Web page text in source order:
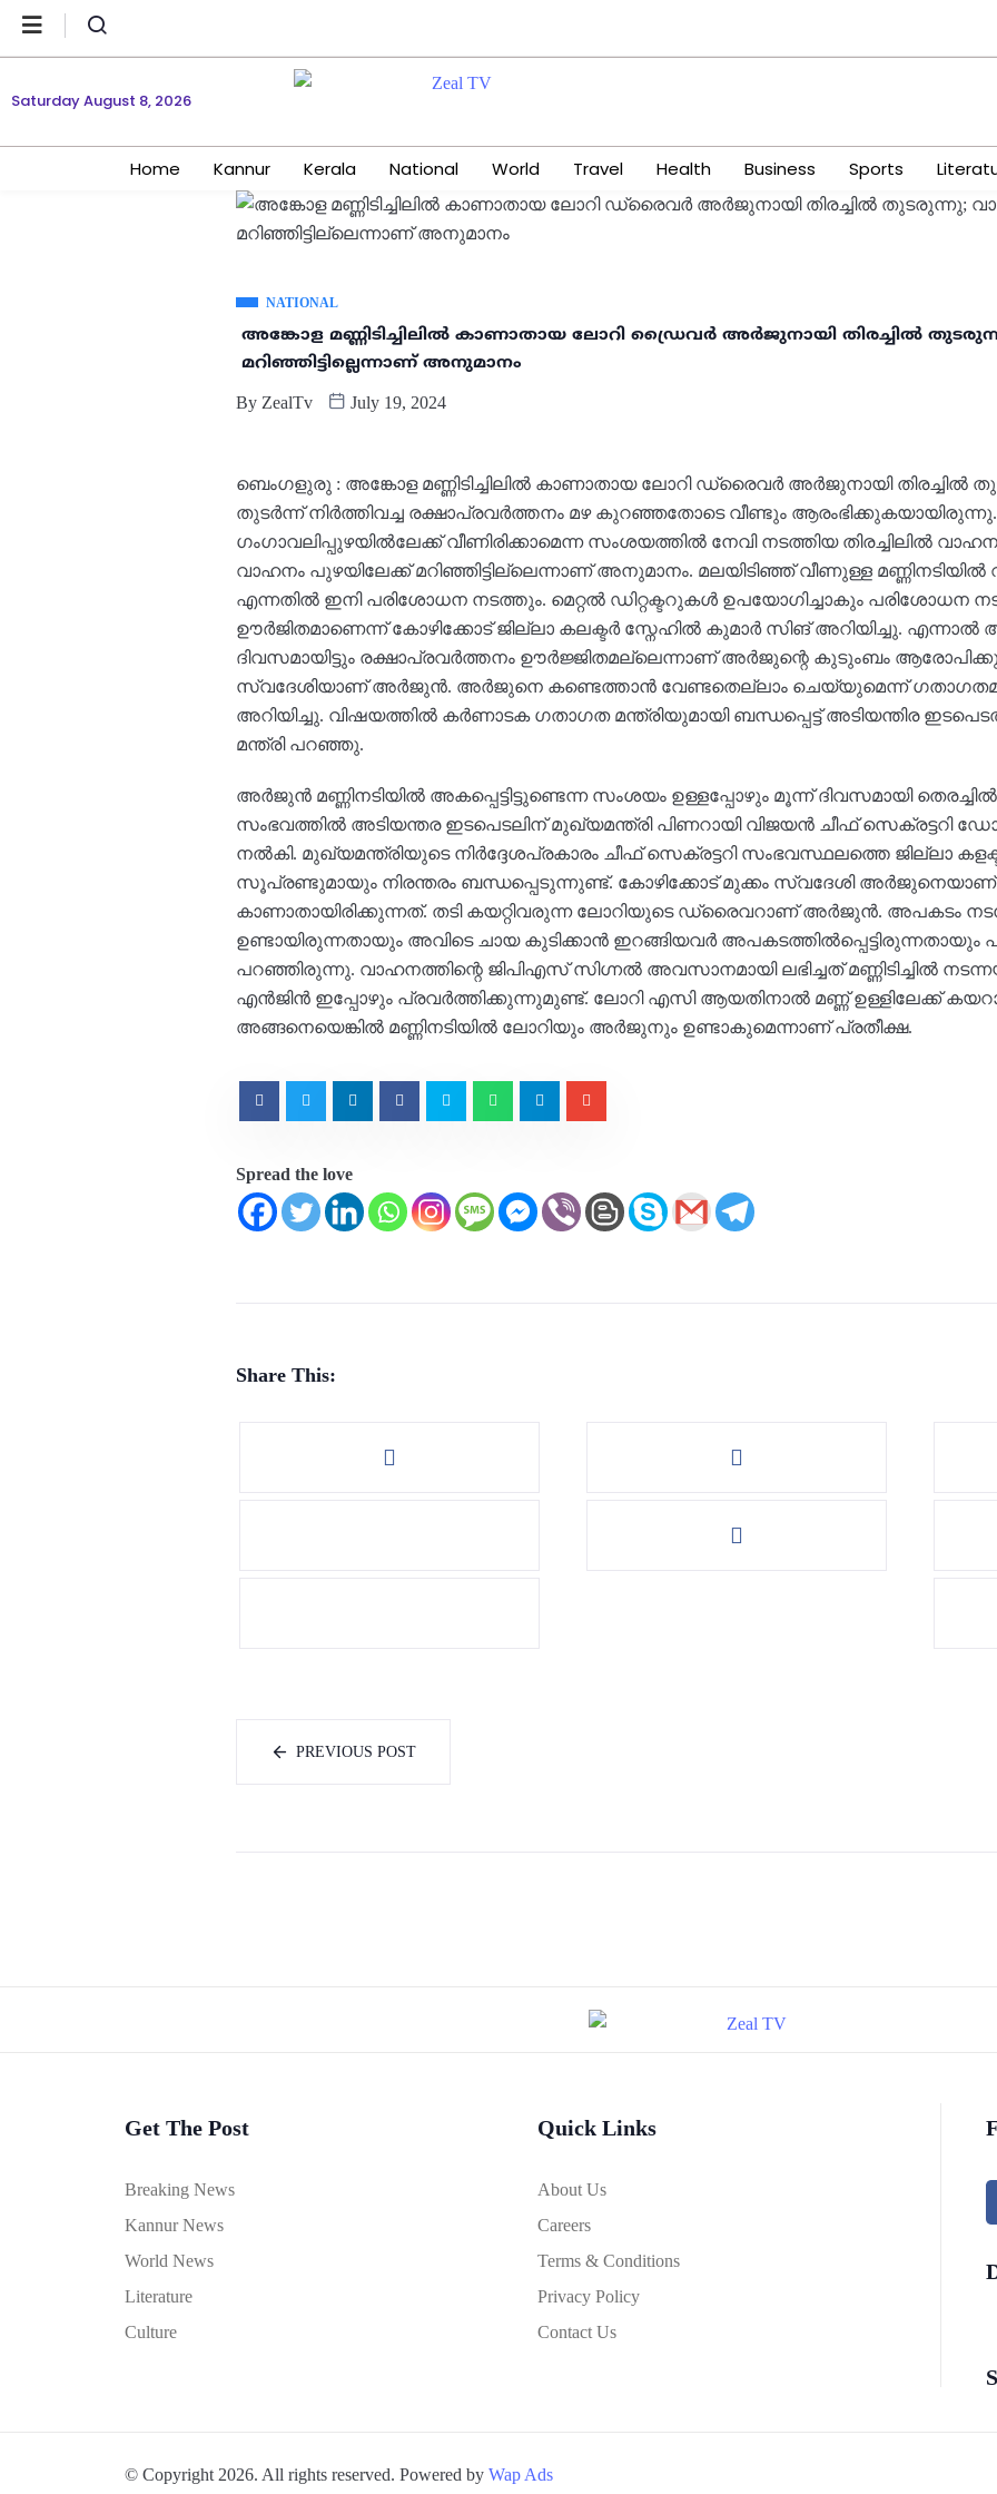
Saturday August 8, 2026
Home Kannur Kerala National World Travel Health Business Sports
NATIONAL
അങ്കോള മണ്ണിടിച്ചിലിൽ കാണാതായ ലോറി ഡ്രൈവർ അർജുനായി തിരച്ചിൽ
മറിഞ്ഞിട്ടില്ലെന്നാണ് അനുമാനം
By ZealTv July 19, 2024
ബെംഗളുരു : അങ്കോള മണ്ണിടിച്ചിലിൽ കാണാതായ ലോറി ഡ്രൈവർ അർജുനായി തിരച്ചിൽ
തുടർന്ന് നിർത്തിവച്ച രക്ഷാപ്രവർ‌ത്തനം മഴ കുറഞ്ഞതോടെ വീണ്ടും
ഗംഗാവലിപ്പുഴയിൽലേക്ക് വീണിരിക്കാമെന്ന സംശയത്തിൽ നേവി നടത്തിയ തിരച്ചിലിൽ
വാഹനം പുഴയിലേക്ക് മറിഞ്ഞിട്ടില്ലെന്നാണ് അനുമാനം. മലയിടിഞ്ഞ് വീണുള്ള
എന്നതിൽ ഇനി പരിശോധന നടത്തും. മെറ്റൽ ഡിറ്റക്ടറുകൾ ഉപയോഗിച്ചാകും പരിശോധന
ഊർജിതമാണെന്ന് കോഴിക്കോട് ജില്ലാ കലക്ടർ സ്നേഹിൽ കുമാർ സിങ് അറിയിച്ചു. എന്നാൽ
ദിവസമായിട്ടും രക്ഷാപ്രവർത്തനം ഊർജ്ജിതമല്ലെന്നാണ് അർജുന്റെ കുടുംബം
സ്വദേശിയാണ് അർജുൻ. അർജുനെ കണ്ടെത്താൻ വേണ്ടതെല്ലാം ചെയ്യുമെന്ന്
അറിയിച്ചു. വിഷയത്തിൽ കർണാടക ഗതാഗത മന്ത്രിയുമായി ബന്ധപ്പെട്ട് അടിയന്തിര
മന്ത്രി പറഞ്ഞു.
അർജുൻ മണ്ണിനടിയിൽ അകപ്പെട്ടിട്ടുണ്ടെന്ന സംശയം ഉള്ളപ്പോഴും മൂന്ന് ദിവസമായി
സംഭവത്തിൽ അടിയന്തര ഇടപെടലിന് മുഖ്യമന്ത്രി പിണറായി വിജയൻ ചീഫ് സെക്രട്ടറി
നൽകി. മുഖ്യമന്ത്രിയുടെ നിർദ്ദേശപ്രകാരം ചീഫ് സെക്രട്ടറി സംഭവസ്ഥലത്തെ ജില്ലാ
സൂപ്രണ്ടുമായും നിരന്തരം ബന്ധപ്പെടുന്നുണ്ട്. കോഴിക്കോട് മുക്കം സ്വദേശി അര്‍ജുനെയാണ്
കാണാതായിരിക്കുന്നത്. തടി കയറ്റിവരുന്ന ലോറിയുടെ ഡ്രൈവറാണ് അർജുൻ. അപകടം
ഉണ്ടായിരുന്നതായും അവിടെ ചായ കുടിക്കാൻ ഇറങ്ങിയവർ
പറഞ്ഞിരുന്നു. വാഹനത്തിന്റെ ജിപിഎസ് സിഗ്നൽ അവസാനമായി ലഭിച്ചത് മണ്ണിടിച്ചിൽ
എൻജിൻ ഇപ്പോഴും പ്രവർത്തിക്കുന്നുമുണ്ട്. ലോറി എസി ആയതിനാൽ മണ്ണ് ഉള്ളിലേക്ക്
അങ്ങനെയെങ്കിൽ മണ്ണിനടിയിൽ ലോറിയും അർജുനും ഉണ്ടാകുമെന്നാണ് പ്രതീക്ഷ.
Spread the love
Share This:
PREVIOUS POST
Get The Post
Breaking News
Kannur News
World News
Literature
Culture
Quick Links
About Us
Careers
Terms & Conditions
Privacy Policy
Contact Us
© Copyright 2026. All rights reserved. Powered by Wap Ads